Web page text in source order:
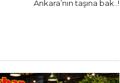
Ankara’nın taşına bak..!